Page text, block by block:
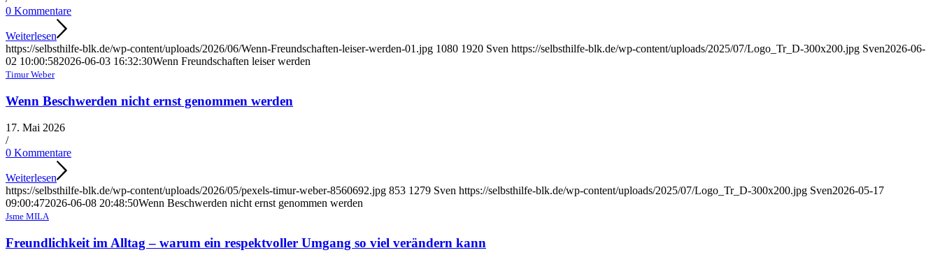
0 Kommentare
Weiterlesen
https://selbsthilfe-blk.de/wp-content/uploads/2026/06/Wenn-Freundschaften-leiser-werden-01.jpg 1080 1920 Sven https://selbsthilfe-blk.de/wp-content/uploads/2025/07/Logo_Tr_D-300x200.jpg Sven2026-06-
02 10:00:582026-06-03 16:32:30Wenn Freundschaften leiser werden
Timur Weber
Wenn Beschwerden nicht ernst genommen werden
17. Mai 2026
/
0 Kommentare
Weiterlesen
https://selbsthilfe-blk.de/wp-content/uploads/2026/05/pexels-timur-weber-8560692.jpg 853 1279 Sven https://selbsthilfe-blk.de/wp-content/uploads/2025/07/Logo_Tr_D-300x200.jpg Sven2026-05-17
09:00:472026-06-08 20:48:50Wenn Beschwerden nicht ernst genommen werden
Jsme MILA
Freundlichkeit im Alltag – warum ein respektvoller Umgang so viel verändern kann